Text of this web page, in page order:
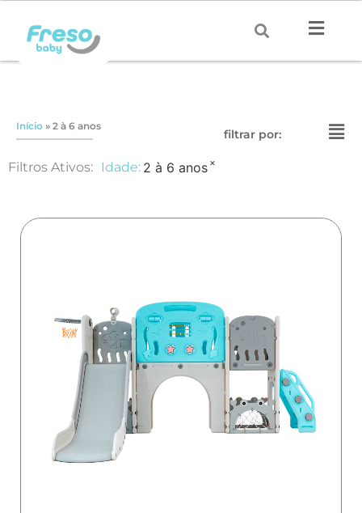
Início » 2 à 6 anos
filtrar por:
Filtros Ativos: Idade: 2 à 6 anos ×